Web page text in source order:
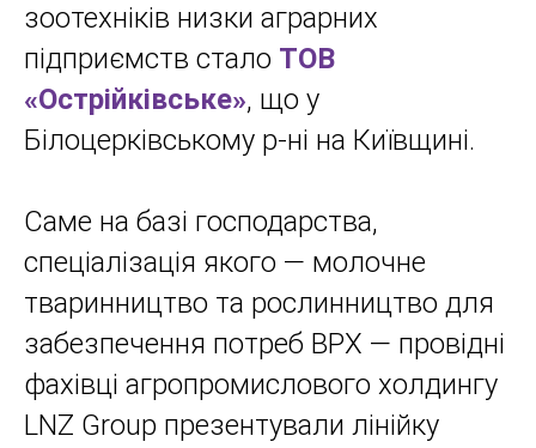
зоотехніків низки аграрних
підприємств стало ТОВ
«Острійківське», що у
Білоцерківському р-ні на Київщині.
Саме на базі господарства,
спеціалізація якого — молочне
тваринництво та рослинництво для
забезпечення потреб ВРХ — провідні
фахівці агропромислового холдингу
LNZ Group презентували лінійку